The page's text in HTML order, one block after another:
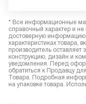
* Все информационные
справочный характер и
достоверную информацию
характеристиках
производитель
конструкцию, дизайн и
уведомления. Перед
обратиться к Продавцу
Товара. Подробная
на упаковке товара.